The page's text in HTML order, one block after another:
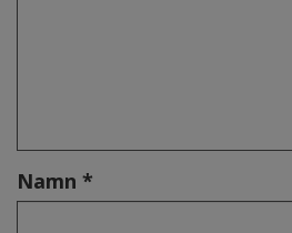
Namn *